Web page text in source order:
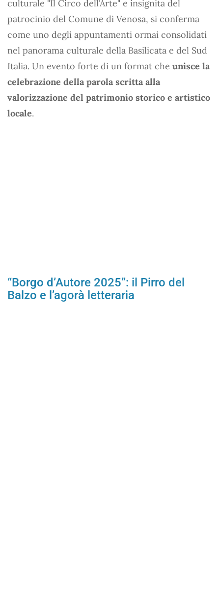
culturale "Il Circo dell’Arte" e insignita del
patrocinio del Comune di Venosa, si conferma
come uno degli appuntamenti ormai consolidati
nel panorama culturale della Basilicata e del Sud
Italia. Un evento forte di un format che unisce la
celebrazione della parola scritta alla
valorizzazione del patrimonio storico e artistico
locale.
“Borgo d’Autore 2025”: il Pirro del
Balzo e l’agorà letteraria